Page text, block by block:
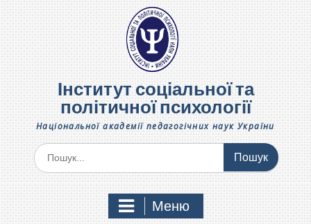
Інститут соціальної та
політичної психології
Національної академії педагогічних наук України
Шукати:
Меню